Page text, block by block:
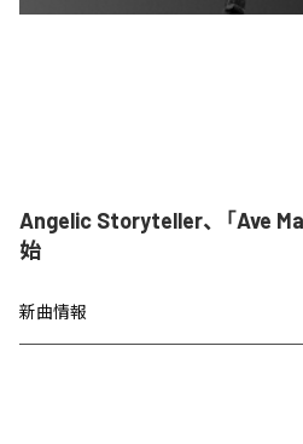
Angelic Storyteller、「Ave
始
新曲情報